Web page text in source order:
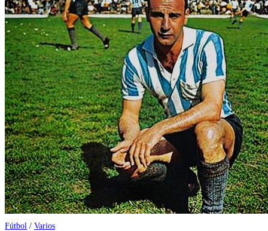
Fútbol / Varios